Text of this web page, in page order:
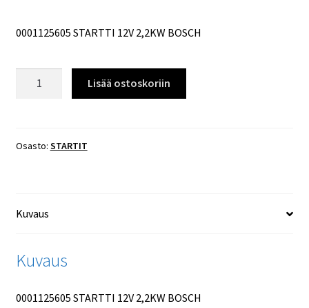
0001125605 STARTTI 12V 2,2KW BOSCH
BOSCH
Lisää ostoskoriin
Osasto: STARTIT
Kuvaus
Kuvaus
0001125605 STARTTI 12V 2,2KW BOSCH